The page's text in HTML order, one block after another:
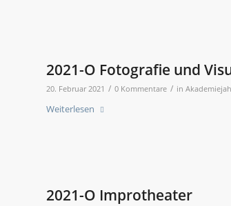
2021-O Fotografie und
20. Februar 2021 / 0 Kommentare / in
Weiterlesen
2021-O Improtheater